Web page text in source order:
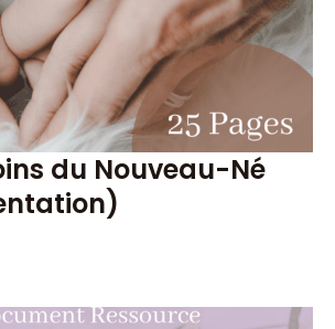
du Nouveau-Né